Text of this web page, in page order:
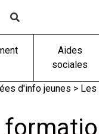
Aides
sociales
d'info jeunes >